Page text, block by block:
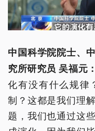
中国科学院院士、
究所研究员 吴福元：
化有没有什么规律
制？这都是我们理
题，我们也通过这